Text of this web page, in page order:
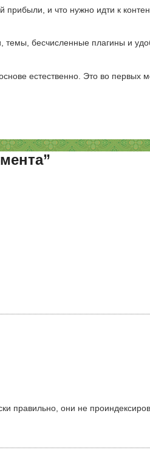
и что нужно идти к
бесчисленные плагины и
естественно. Это во первых
правильно, они не